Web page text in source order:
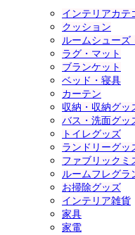
インテリアカテ
クッション
ルームシューズ
ラグ・マット
ブランケット
ベッド・寝具
カーテン
収納・収納グッ
バス・洗面グッ
トイレグッズ
ランドリーグッ
ファブリックミ
ルームフレグラ
お掃除グッズ
インテリア雑貨
家具
家電